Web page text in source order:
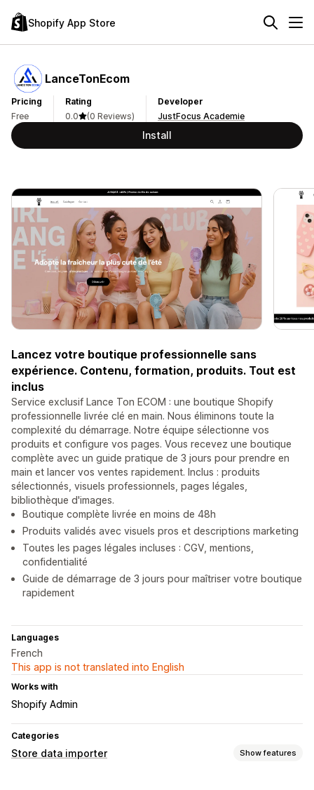
Shopify App Store
LanceTonEcom
Pricing
Free
Rating
0.0
(0 Reviews)
Developer
JustFocus Academie
Install
Lancez votre boutique professionnelle sans
expérience. Contenu, formation, produits. Tout est
inclus
Service exclusif Lance Ton ECOM : une boutique Shopify
professionnelle livrée clé en main. Nous éliminons toute la
complexité du démarrage. Notre équipe sélectionne vos
produits et configure vos pages. Vous recevez une boutique
complète avec un guide pratique de 3 jours pour prendre en
main et lancer vos ventes rapidement. Inclus : produits
sélectionnés, visuels professionnels, pages légales,
bibliothèque d'images.
Boutique complète livrée en moins de 48h
Produits validés avec visuels pros et descriptions marketing
Toutes les pages légales incluses : CGV, mentions,
confidentialité
Guide de démarrage de 3 jours pour maîtriser votre boutique
rapidement
Languages
French
This app is not translated into English
Works with
Shopify Admin
Categories
Store data importer Show features